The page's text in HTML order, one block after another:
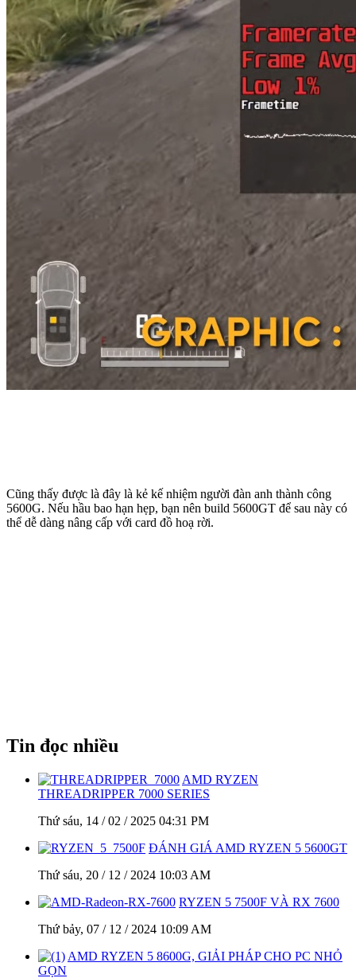
Cũng thấy được là đây là kẻ kế nhiệm người đàn anh thành công
5600G. Nếu hầu bao hạn hẹp, bạn nên build 5600GT để sau này có
thể dễ dàng nâng cấp với card đồ hoạ rời.
Tin đọc nhiều
AMD RYZEN
THREADRIPPER 7000 SERIES
Thứ sáu, 14 / 02 / 2025 04:31 PM
ĐÁNH GIÁ AMD RYZEN 5 5600GT
Thứ sáu, 20 / 12 / 2024 10:03 AM
RYZEN 5 7500F VÀ RX 7600
Thứ bảy, 07 / 12 / 2024 10:09 AM
AMD RYZEN 5 8600G, GIẢI PHÁP CHO PC NHỎ
GỌN